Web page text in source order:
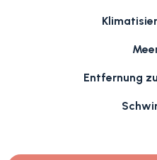
Entfernung